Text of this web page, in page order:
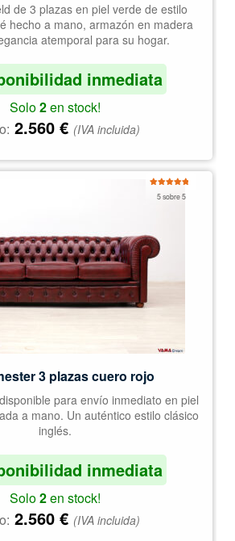
de 3 plazas en piel verde de estilo
hecho a mano, armazón en madera
atemporal para su hogar.
inmediata
Solo2en stock!
2.560 € (IVA incluida)
5 sobre 5
3 plazas cuero rojo
para envío inmediato en piel
a mano. Un auténtico estilo clásico
inglés.
inmediata
Solo2en stock!
2.560 € (IVA incluida)